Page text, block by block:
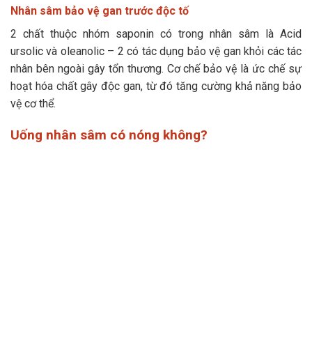
Nhân sâm bảo vệ gan trước độc tố
2 chất thuộc nhóm saponin có trong nhân sâm là Acid
ursolic và oleanolic – 2 có tác dụng bảo vệ gan khỏi các tác
nhân bên ngoài gây tổn thương. Cơ chế bảo vệ là ức chế sự
hoạt hóa chất gây độc gan, từ đó tăng cường khả năng bảo
vệ cơ thể.
Uống nhân sâm có nóng không?